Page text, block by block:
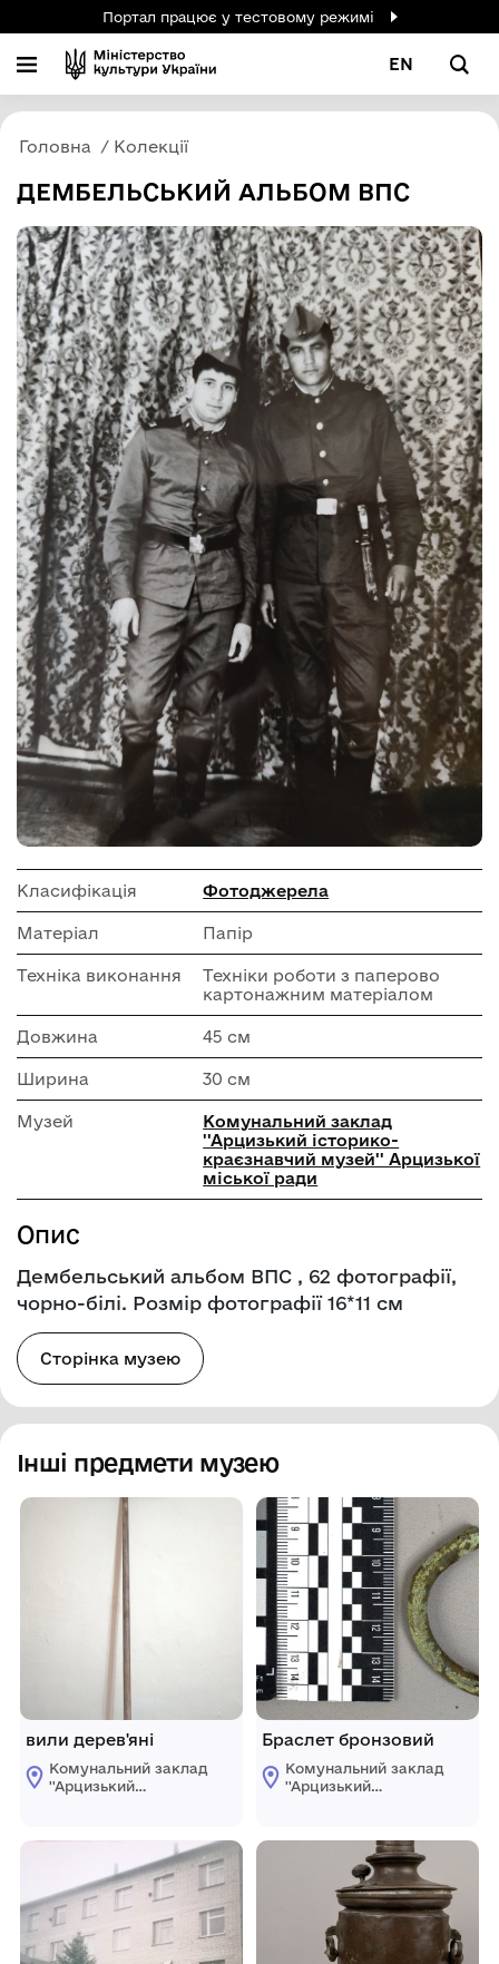
Портал працює у тестовому режимі
EN
Головна Колекції
ДЕМБЕЛЬСЬКИЙ АЛЬБОМ ВПС
Класифікація Фотоджерела
Матеріал Папір
Техніка виконання
Техніки роботи з паперово
картонажним матеріалом
Довжина 45 см
Ширина 30 см
Музей
Комунальний заклад
''Арцизький історико-
краєзнавчий музей'' Арцизької
міської ради
Опис
Дембельський альбом ВПС , 62 фотографії,
чорно-білі. Розмір фотографії 16*11 см
Сторінка музею
Інші предмети музею
вили дерев'яні
Комунальний заклад
''Арцизький
Арцизької міської
Браслет бронзовий
Комунальний заклад
''Арцизький
Арцизької міської